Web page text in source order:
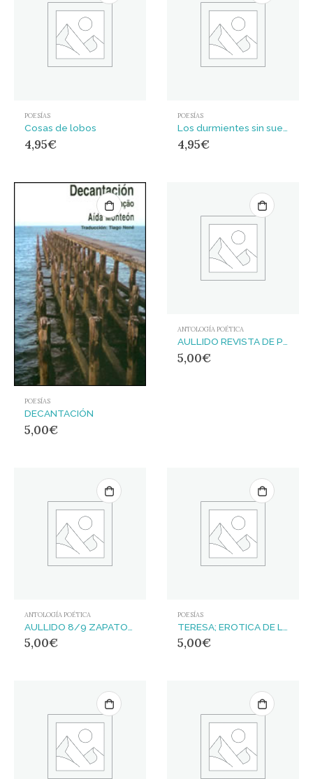
POESÍAS
Cosas de lobos
4,95€
POESÍAS
Los durmientes sin sueño
4,95€
POESÍAS
DECANTACIÓN
5,00€
ANTOLOGÍA POÉTICA
5,00€
ANTOLOGÍA POÉTICA
5,00€
POESÍAS
5,00€